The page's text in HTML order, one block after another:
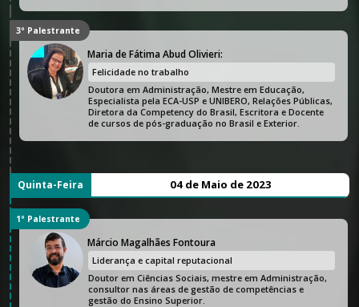
3º Palestrante
Maria de Fátima Abud Olivieri:
Felicidade no trabalho
Doutora em Administração, Mestre em Educação,
Especialista pela ECA-USP e UNIBERO, Relações Públicas,
Diretora da Competency do Brasil, Escritora e Docente
de cursos de pós-graduação no Brasil e Exterior.
Quinta-Feira 04 de Maio de 2023
1º Palestrante
Márcio Magalhães Fontoura
Liderança e capital reputacional
Doutor em Ciências Sociais, mestre em Administração,
consultor nas áreas de gestão de competências e
gestão do Ensino Superior.